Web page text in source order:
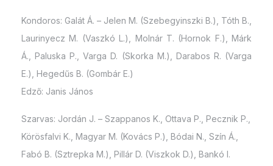
Kondoros: Galát Á. – Jelen M. (Szebegyinszki B.), Tóth B.,
Laurinyecz M. (Vaszkó L.), Molnár T. (Hornok F.), Márk
Á., Paluska P., Varga D. (Skorka M.), Darabos R. (Varga
E.), Hegedűs B. (Gombár E.)
Edző: Janis János
Szarvas: Jordán J. – Szappanos K., Ottava P., Pecznik P.,
Körösfalvi K., Magyar M. (Kovács P.), Bódai N., Szín Á.,
Fabó B. (Sztrepka M.), Pillár D. (Viszkok D.), Bankó I.